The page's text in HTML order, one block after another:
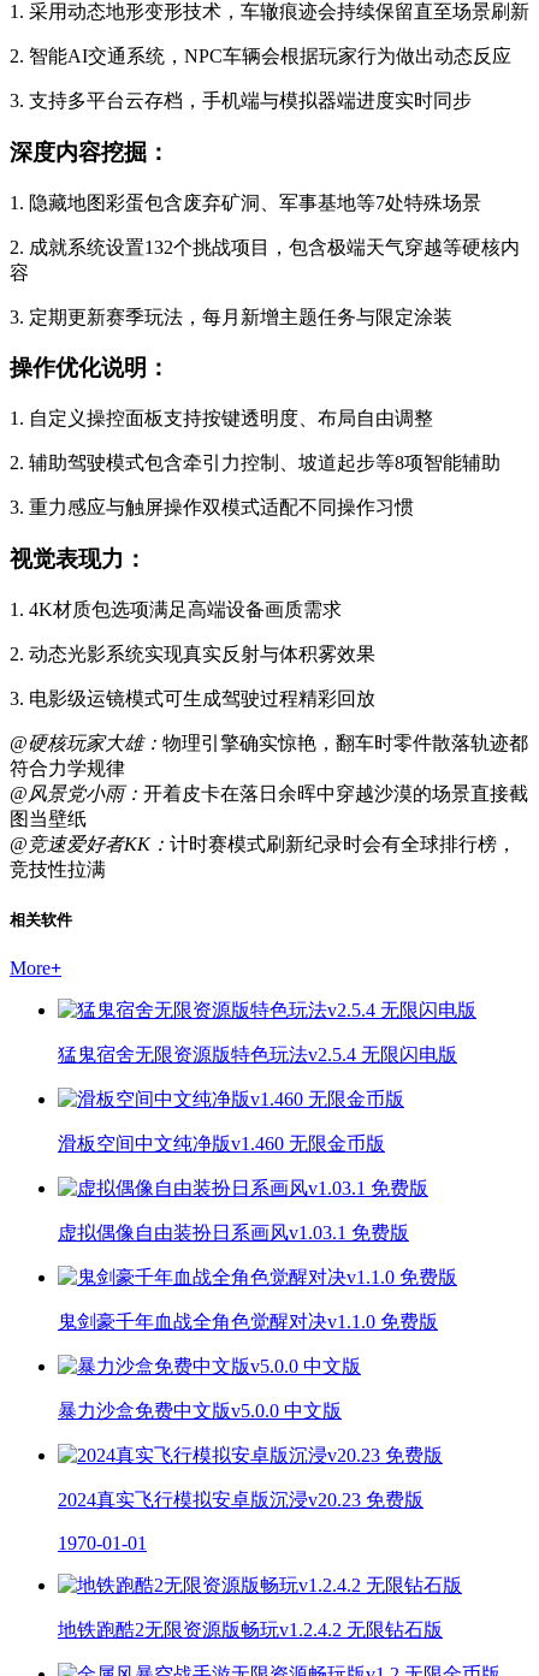
1. 采用动态地形变形技术，车辙痕迹会持续保留直至场景刷新
2. 智能AI交通系统，NPC车辆会根据玩家行为做出动态反应
3. 支持多平台云存档，手机端与模拟器端进度实时同步
深度内容挖掘：
1. 隐藏地图彩蛋包含废弃矿洞、军事基地等7处特殊场景
2. 成就系统设置132个挑战项目，包含极端天气穿越等硬核内
容
3. 定期更新赛季玩法，每月新增主题任务与限定涂装
操作优化说明：
1. 自定义操控面板支持按键透明度、布局自由调整
2. 辅助驾驶模式包含牵引力控制、坡道起步等8项智能辅助
3. 重力感应与触屏操作双模式适配不同操作习惯
视觉表现力：
1. 4K材质包选项满足高端设备画质需求
2. 动态光影系统实现真实反射与体积雾效果
3. 电影级运镜模式可生成驾驶过程精彩回放
@硬核玩家大雄： 物理引擎确实惊艳，翻车时零件散落轨迹都
符合力学规律
@风景党小雨： 开着皮卡在落日余晖中穿越沙漠的场景直接截
图当壁纸
@竞速爱好者KK： 计时赛模式刷新纪录时会有全球排行榜，
竞技性拉满
相关软件
More+
猛鬼宿舍无限资源版特色玩法v2.5.4 无限闪电版
滑板空间中文纯净版v1.460 无限金币版
虚拟偶像自由装扮日系画风v1.03.1 免费版
鬼剑豪千年血战全角色觉醒对决v1.1.0 免费版
暴力沙盒免费中文版v5.0.0 中文版
2024真实飞行模拟安卓版沉浸v20.23 免费版
1970-01-01
地铁跑酷2无限资源版畅玩v1.2.4.2 无限钻石版